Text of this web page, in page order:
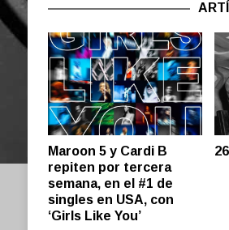
Maroon 5 y Cardi B
repiten por tercera
semana, en el #1 de
singles en USA, con
‘Girls Like You’